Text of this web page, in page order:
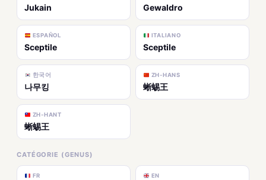
Jukain Gewaldro
ESPAÑOL
Sceptile
ITALIANO
Sceptile
한국어
나무킹
ZH-HANS
蜥蜴王
ZH-HANT
蜥蜴王
CATÉGORIE (GENUS)
FR EN